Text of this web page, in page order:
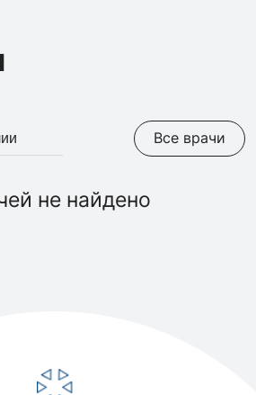
Все врачи
не найдено